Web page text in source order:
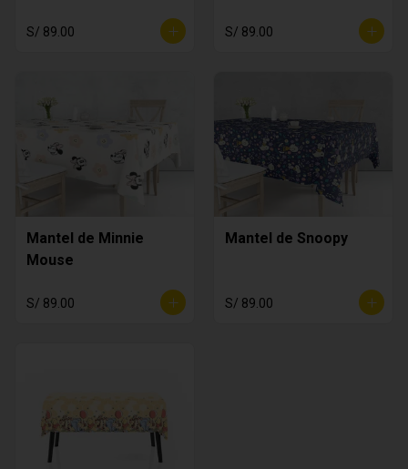
S/ 89.00 S/ 89.00
Mantel de Minnie
Mouse
S/ 89.00
Mantel de Snoopy
S/ 89.00